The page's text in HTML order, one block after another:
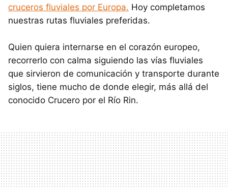
cruceros fluviales por Europa. Hoy completamos
nuestras rutas fluviales preferidas.
Quien quiera internarse en el corazón europeo,
recorrerlo con calma siguiendo las vías fluviales
que sirvieron de comunicación y transporte durante
siglos, tiene mucho de donde elegir, más allá del
conocido Crucero por el Río Rin.